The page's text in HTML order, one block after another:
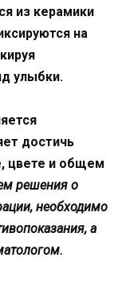
из керамики
на
улыбки.
достичь
цвете и общем
решения о
необходимо
а